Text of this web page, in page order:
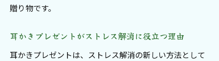
贈り物です。
耳かきプレゼントがストレス解消に役立つ理由
耳かきプレゼントは、ストレス解消の新しい方法として